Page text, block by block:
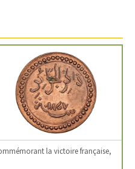
la victoire française,